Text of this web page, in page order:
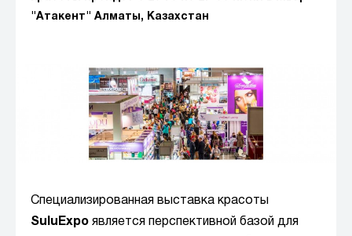
"Атакент" Алматы, Казахстан
Специализированная выставка красоты
SuluExpo является перспективной базой для